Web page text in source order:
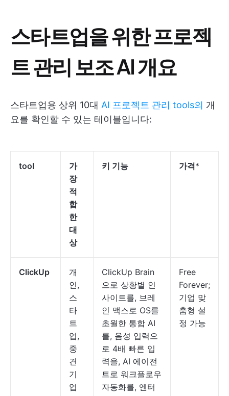
스타트업을 위한 프로젝
트 관리 보조 AI 개요
스타트업용 상위 10대 AI 프로젝트 관리 tools의 개
요를 확인할 수 있는 테이블입니다:
tool
가
장
적
합
한
대
상
키 기능 가격*
ClickUp
개
인,
스
타
트
업,
중
견
기
업
ClickUp Brain
으로 상황별 인
사이트를, 브레
인 맥스로 OS를
초월한 통합 AI
를, 음성 입력으
로 4배 빠른 입
력을, AI 에이전
트로 워크플로우
자동화를, 엔터
Free
Forever;
기업 맞
춤형 설
정 가능